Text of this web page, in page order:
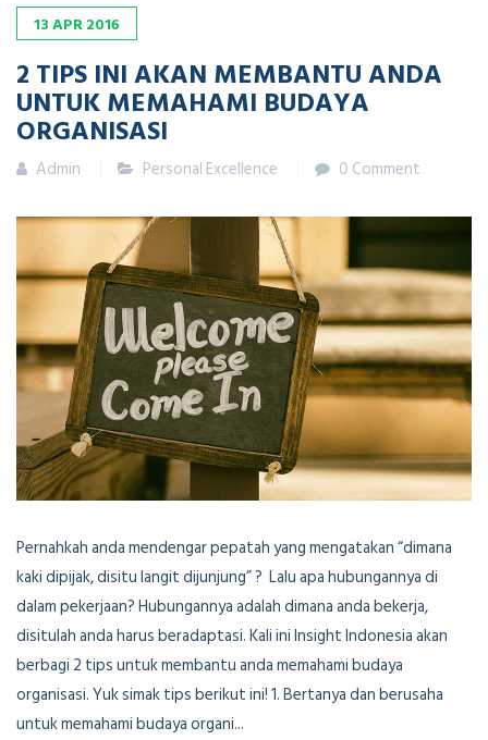
13APR2016
2 TIPS INI AKAN MEMBANTU ANDA
UNTUK MEMAHAMI BUDAYA
ORGANISASI
Admin Personal Excellence 0 Comment
Pernahkah anda mendengar pepatah yang mengatakan “dimana
kaki dipijak, disitu langit dijunjung” ? Lalu apa hubungannya di
dalam pekerjaan? Hubungannya adalah dimana anda bekerja,
disitulah anda harus beradaptasi. Kali ini Insight Indonesia akan
berbagi 2 tips untuk membantu anda memahami budaya
organisasi. Yuk simak tips berikut ini! 1. Bertanya dan berusaha
untuk memahami budaya organi...